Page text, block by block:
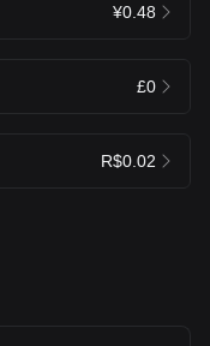
¥0.48
£0
R$0.02